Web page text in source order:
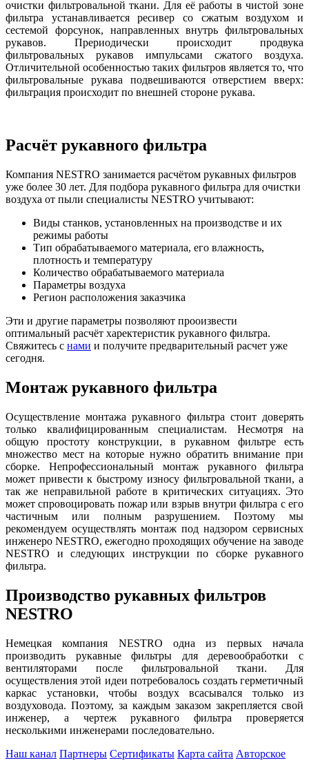
очистки фильтровальной ткани. Для её работы в чистой зоне
фильтра устанавливается ресивер со сжатым воздухом и
сестемой форсунок, направленных внутрь фильтровальных
рукавов. Прериодически происходит продвука
фильтровальных рукавов импульсами сжатого воздуха.
Отличительной особенностью таких фильтров является то, что
фильтровальные рукава подвешиваются отверстием вверх:
фильтрация происходит по внешней стороне рукава.
Расчёт рукавного фильтра
Компания NESTRO занимается расчётом рукавных фильтров
уже более 30 лет. Для подбора рукавного фильтра для очистки
воздуха от пыли специалисты NESTRO учитывают:
Виды станков, установленных на производстве и их
режимы работы
Тип обрабатываемого материала, его влажность,
плотность и температуру
Количество обрабатываемого материала
Параметры воздуха
Регион расположения заказчика
Эти и другие параметры позволяют прооизвести
оптимальный расчёт харектеристик рукавного фильтра.
Свяжитесь с нами и получите предварительный расчет уже
сегодня.
Монтаж рукавного фильтра
Осуществление монтажа рукавного фильтра стоит доверять
только квалифицированным специалистам. Несмотря на
общую простоту конструкции, в рукавном фильтре есть
множество мест на которые нужно обратить внимание при
сборке. Непрофессиональный монтаж рукавного фильтра
может привести к быстрому износу фильтровальной ткани, а
так же неправильной работе в критических ситуациях. Это
может спровоцировать пожар или взрыв внутри фильтра с его
частичным или полным разрушением. Поэтому мы
рекомендуем осуществлять монтаж под надзором сервисных
инженеро NESTRO, ежегодно проходящих обучение на заводе
NESTRO и следующих инструкции по сборке рукавного
фильтра.
Производство рукавных фильтров
NESTRO
Немецкая компания NESTRO одна из первых начала
производить рукавные фильтры для деревообработки с
вентиляторами после фильтровальной ткани. Для
осуществления этой идеи потребовалось создать герметичный
каркас установки, чтобы воздух всасывался только из
воздуховода. Поэтому, за каждым заказом закрепляется свой
инженер, а чертеж рукавного фильтра проверяется
несколькими инженерами последовательно.
Наш канал Партнеры Сертификаты Карта сайта Авторское